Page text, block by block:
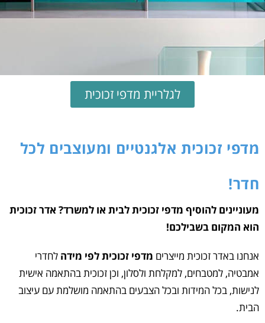
לגלריית מדפי זכוכית
מדפי זכוכית אלגנטיים ומעוצבים לכל
חדר!
מעוניינים להוסיף מדפי זכוכית לבית או למשרד? אדר זכוכית
הוא המקום בשבילכם!
אנחנו באדר זכוכית מייצרים מדפי זכוכית לפי מידה לחדרי
אמבטיה, למטבחים, למקלחת ולסלון, וכן זכוכית בהתאמה אישית
לנישות, בכל המידות ובכל הצבעים בהתאמה מושלמת עם עיצוב
הבית.